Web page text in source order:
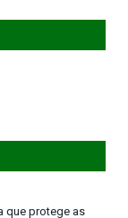
que protege as